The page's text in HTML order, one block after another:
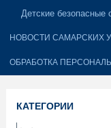
Детские безопасные
НОВОСТИ САМАРСКИХ
ОБРАБОТКА
КАТЕГОРИИ